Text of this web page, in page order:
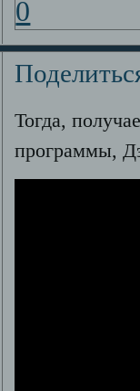
0
Тогда,
программы,